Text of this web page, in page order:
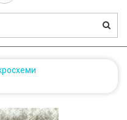
(0.0грн.)